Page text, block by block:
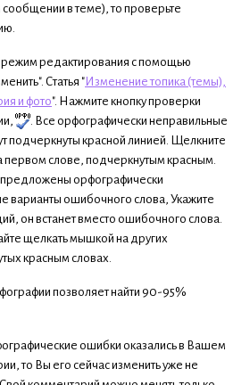
в теме), то проверьте
режим редактирования с помощью
Статья "Изменение топика (темы),
и фото". Нажмите кнопку проверки
. Все орфографически неправильные
подчеркнуты красной линией. Щелкните
слове, подчеркнутым красным.
орфографически
варианты ошибочного слова, Укажите
он встанет вместо ошибочного слова.
щелкать мышкой на других
красным словах.
позволяет найти 90-95%
ошибки оказались в Вашем
то Вы его сейчас изменить уже не